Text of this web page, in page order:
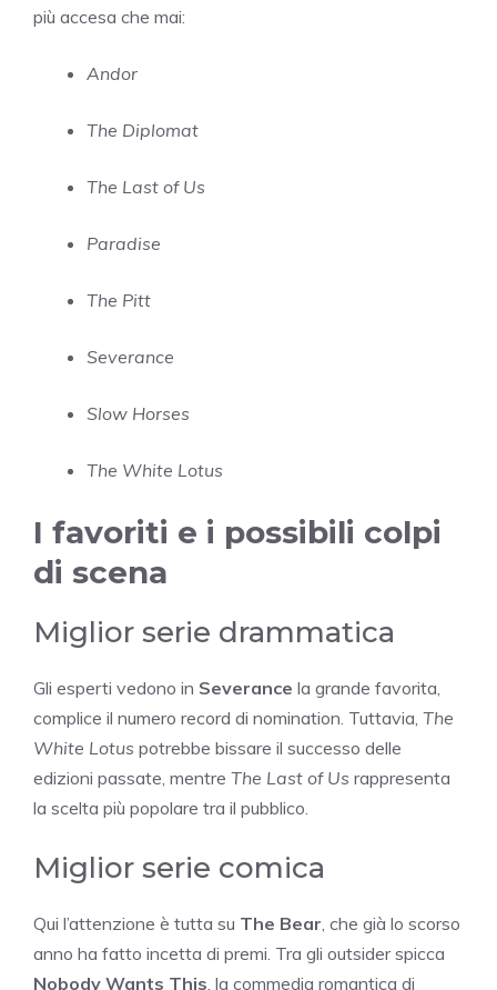
più accesa che mai:
Andor
The Diplomat
The Last of Us
Paradise
The Pitt
Severance
Slow Horses
The White Lotus
I favoriti e i possibili colpi
di scena
Miglior serie drammatica
Gli esperti vedono in Severance la grande favorita,
complice il numero record di nomination. Tuttavia, The
White Lotus potrebbe bissare il successo delle
edizioni passate, mentre The Last of Us rappresenta
la scelta più popolare tra il pubblico.
Miglior serie comica
Qui l’attenzione è tutta su The Bear, che già lo scorso
anno ha fatto incetta di premi. Tra gli outsider spicca
Nobody Wants This, la commedia romantica di